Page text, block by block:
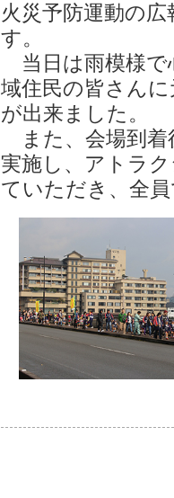
火災予防運動の
す。
当日は雨模様で
域住民の皆さん
が出来ました。
また、会場到着
実施し、アトラ
ていただき、全